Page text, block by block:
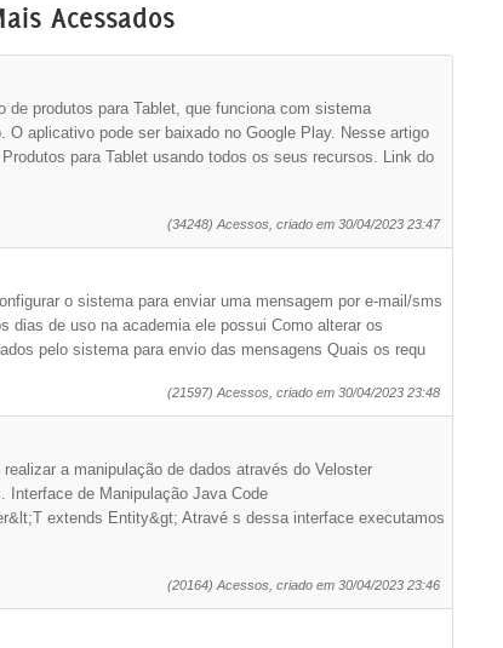
Acessados
de produtos para Tablet, que funciona com sistema
O aplicativo pode ser baixado no Google Play. Nesse artigo
para Tablet usando todos os seus recursos. Link do
(34248) Acessos, criado em 30/04/2023 23:47
o sistema para enviar uma mensagem por e-mail/sms
dias de uso na academia ele possui Como alterar os
pelo sistema para envio das mensagens Quais os requ
(21597) Acessos, criado em 30/04/2023 23:48
a manipulação de dados através do Veloster
Interface de Manipulação Java Code
extends Entity&gt; Atravé s dessa interface executamos
(20164) Acessos, criado em 30/04/2023 23:46